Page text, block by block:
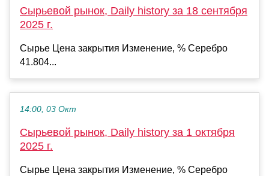
Сырьевой рынок, Daily history за 18 сентября
2025 г.
Сырье Цена закрытия Изменение, % Серебро
41.804...
14:00, 03 Окт
Сырьевой рынок, Daily history за 1 октября
2025 г.
Сырье Цена закрытия Изменение, % Серебро